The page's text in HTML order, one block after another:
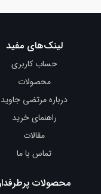
لینک‌های مفید
حساب کاربری
محصولات
درباره مرتضی جاوید
راهنمای خرید
مقالات
تماس با ما
محصولات